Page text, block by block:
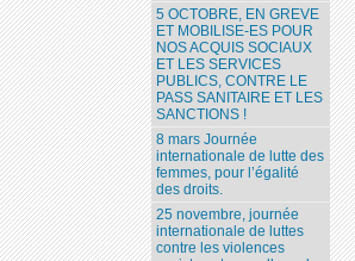
5 OCTOBRE, EN GREVE
ET MOBILISE-ES POUR
NOS ACQUIS SOCIAUX
ET LES SERVICES
PUBLICS, CONTRE LE
PASS SANITAIRE ET LES
SANCTIONS !
8 mars Journée
internationale de lutte des
femmes, pour l’égalité
des droits.
25 novembre, journée
internationale de luttes
contre les violences